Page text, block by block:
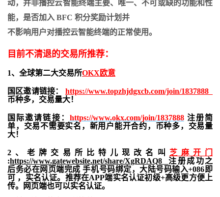
动，并非播控云智能终端主要、唯一、不可或缺的功能和性
能，是否加入 BFC 积分奖励计划并
不影响用户对播控云智能终端的正常使用。
目前不清退的交易所推荐：
1、全球第二大交易所OKX欧意
国区邀请链接： https://www.topzhjdgxcb.com/join/1837888
币种多，交易量大！
国际邀请链接： https://www.okx.com/join/1837888注册简
单，交易不需要实名，新用户能开合约， 币种多，交易量
大！
2、老牌交易所比特儿现改名叫 芝麻开门
:https://www.gatewebsite.net/share/XgRDAQ8 注册成功之
后务必在网页端完成 手机号码绑定，大陆号码输入+086即
可 ，实名认证。推荐在APP端实名认证初级+高级更方便上
传。网页端也可以实名认证。